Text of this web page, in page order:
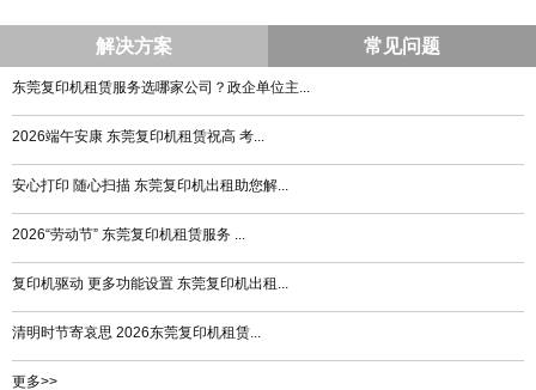
解决方案 常见问题
东莞复印机租赁服务选哪家公司？政企单位主...
2026端午安康 东莞复印机租赁祝高 考...
安心打印 随心扫描 东莞复印机出租助您解...
2026“劳动节” 东莞复印机租赁服务 ...
复印机驱动 更多功能设置 东莞复印机出租...
清明时节寄哀思 2026东莞复印机租赁...
更多>>